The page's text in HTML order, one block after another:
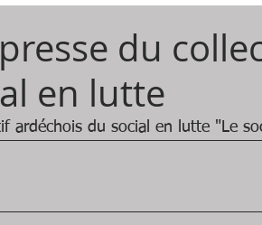
du
en lutte
ardéchois du social en lutte "Le